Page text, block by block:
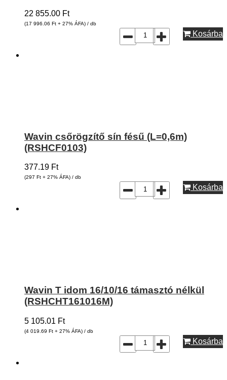
22 855.00 Ft
(17 996.06 Ft + 27% ÁFA) / db
Kosárba
Wavin csőrögzítő sín fésű (L=0,6m)
(RSHCF0103)
377.19 Ft
(297 Ft + 27% ÁFA) / db
Kosárba
Wavin T idom 16/10/16 támasztó nélkül
(RSHCHT161016M)
5 105.01 Ft
(4 019.69 Ft + 27% ÁFA) / db
Kosárba